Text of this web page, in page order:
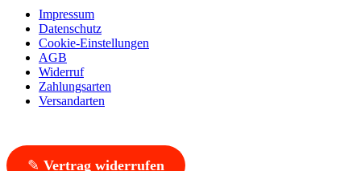
Impressum
Datenschutz
Cookie-Einstellungen
AGB
Widerruf
Zahlungsarten
Versandarten
✎ Vertrag widerrufen